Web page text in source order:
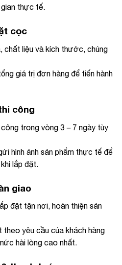
thực tế.
cọc
chất liệu và kích thước, chúng
giá trị đơn hàng để tiến hành
công
trong vòng 3 – 7 ngày tùy
hình ảnh sản phẩm thực tế để
lắp đặt.
giao
đặt tận nơi, hoàn thiện sản
yêu cầu của khách hàng
hài lòng cao nhất.